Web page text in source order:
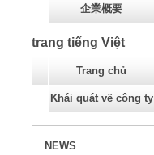
企業概要
trang tiếng Việt
Trang chủ
Khái quát về công ty
NEWS